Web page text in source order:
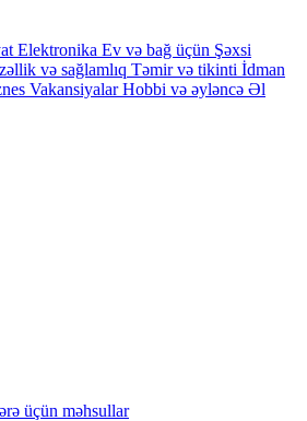
Elektronika Ev və bağ üçün Şəxsi
və sağlamlıq Təmir və tikinti İdman
Vakansiyalar Hobbi və əyləncə Əl
üçün məhsullar